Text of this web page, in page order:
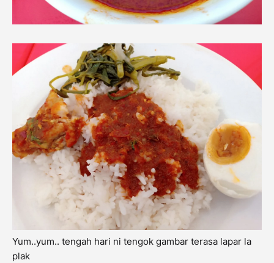
Yum..yum.. tengah hari ni tengok gambar terasa lapar la
plak